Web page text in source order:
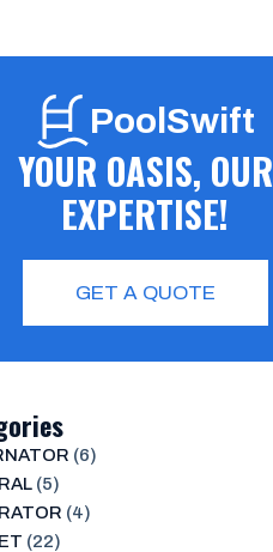
PoolSwift
YOUR OASIS, OUR
EXPERTISE!
GET A QUOTE
(6)
(5)
(4)
(22)